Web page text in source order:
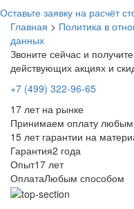
Оставьте заявку на расчёт
Главная > Политика в
данных
Звоните сейчас и
действующих акциях и
+7 (499) 322-96-65
17 лет на рынке
Принимаем оплату
15 лет гарантии на
Гарантия2 года
Опыт17 лет
ОплатаЛюбым способом